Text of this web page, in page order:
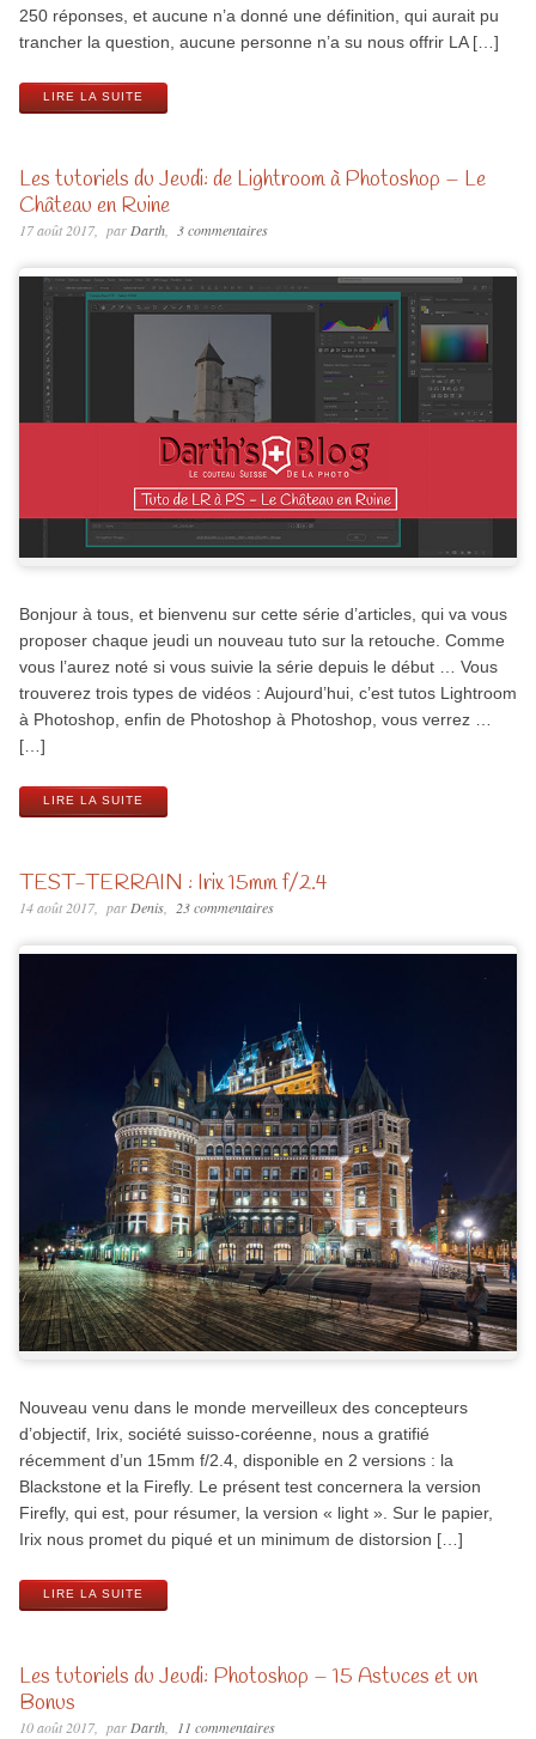
250 réponses, et aucune n’a donné une définition, qui aurait pu
trancher la question, aucune personne n’a su nous offrir LA […]
LIRE LA SUITE
Les tutoriels du Jeudi: de Lightroom à Photoshop – Le
Château en Ruine
17 août 2017 par Darth 3 commentaires
Bonjour à tous, et bienvenu sur cette série d’articles, qui va vous
proposer chaque jeudi un nouveau tuto sur la retouche. Comme
vous l’aurez noté si vous suivie la série depuis le début … Vous
trouverez trois types de vidéos : Aujourd’hui, c’est tutos Lightroom
à Photoshop, enfin de Photoshop à Photoshop, vous verrez …
[…]
LIRE LA SUITE
TEST-TERRAIN : Irix 15mm f/2.4
14 août 2017 par Denis 23 commentaires
Nouveau venu dans le monde merveilleux des concepteurs
d’objectif, Irix, société suisso-coréenne, nous a gratifié
récemment d’un 15mm f/2.4, disponible en 2 versions : la
Blackstone et la Firefly. Le présent test concernera la version
Firefly, qui est, pour résumer, la version « light ». Sur le papier,
Irix nous promet du piqué et un minimum de distorsion […]
LIRE LA SUITE
Les tutoriels du Jeudi: Photoshop – 15 Astuces et un
Bonus
10 août 2017 par Darth 11 commentaires